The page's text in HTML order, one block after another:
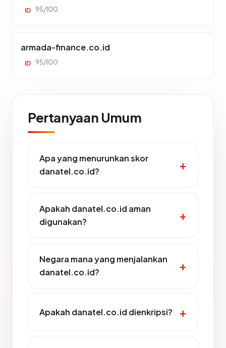
ID 95/100
armada-finance.co.id
ID 95/100
Pertanyaan Umum
Apa yang menurunkan skor
danatel.co.id?
Apakah danatel.co.id aman
digunakan?
Negara mana yang menjalankan
danatel.co.id?
Apakah danatel.co.id dienkripsi?